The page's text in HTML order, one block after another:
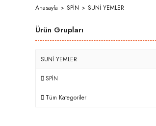
Anasayfa SPİN SUNİ YEMLER
Ürün Grupları
SUNİ YEMLER
SPİN
Tüm Kategoriler